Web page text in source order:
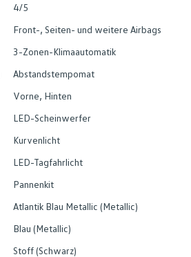
4/5
Front-, Seiten- und weitere Airbags
3-Zonen-Klimaautomatik
Abstandstempomat
Vorne, Hinten
LED-Scheinwerfer
Kurvenlicht
LED-Tagfahrlicht
Pannenkit
Atlantik Blau Metallic (Metallic)
Blau (Metallic)
Stoff (Schwarz)